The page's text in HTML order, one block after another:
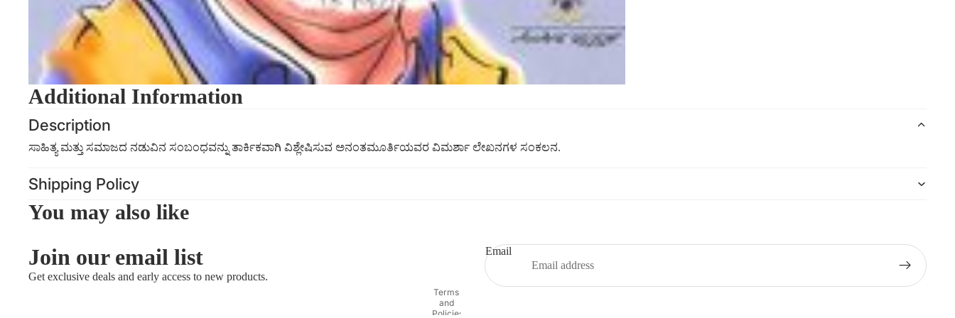
Additional Information
Description
ಸಾಹಿತ್ಯ ಮತ್ತು ಸಮಾಜದ ನಡುವಿನ ಸಂಬಂಧವನ್ನು ತಾರ್ಕಿಕವಾಗಿ ವಿಶ್ಲೇಷಿಸುವ ಅನಂತಮೂರ್ತಿಯವರ ವಿಮರ್ಶಾ ಲೇಖನಗಳ ಸಂಕಲನ.
Shipping Policy
You may also like
Join our email list
Get exclusive deals and early access to new products.
Email
Terms
and
Policies
Terms of service
Shipping policy
Contact information